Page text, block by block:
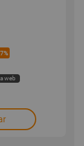
web